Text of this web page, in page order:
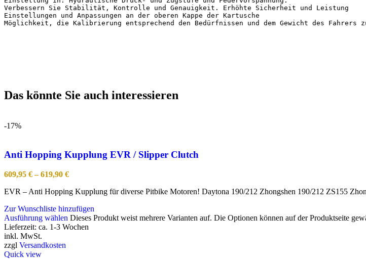
Verbessern Sie Stabilität, Kontrolle und Genauigkeit. Erhöhte Sicherheit und Leistung
Einstellungen und Anpassungen an der oberen Kappe der Kartusche
Möglichkeit, die Kalibrierung entsprechend den Bedürfnissen und dem Gewicht des Fahrers
Das könnte Sie auch interessieren
-17%
Anti Hopping Kupplung EVR / Slipper Clutch
609,95 €–619,90 €
EVR – Anti Hopping Kupplung für diverse Pitbike Motoren! Daytona 190/212 Zhongshen 190/212 ZS155
Zur Wunschliste hinzufügen
Ausführung wählen Dieses Produkt weist mehrere Varianten auf. Die Optionen können auf der Produktseite
Lieferzeit: ca. 1-3 Wochen
inkl. MwSt.
zzgl Versandkosten
Quick view